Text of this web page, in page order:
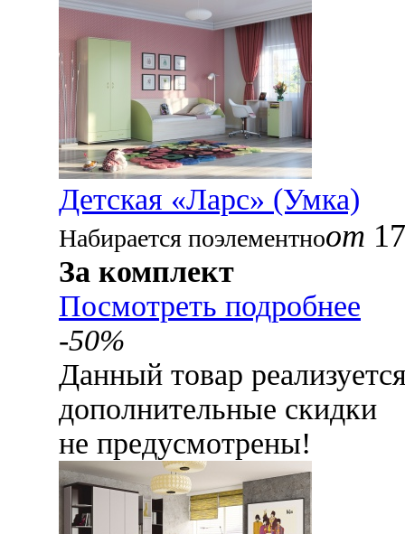
Детская «Ларс» (Умка)
Набирается поэлементноот
За комплект
Посмотреть подробнее
-50%
Данный товар
дополнительные скидки
не предусмотрены!